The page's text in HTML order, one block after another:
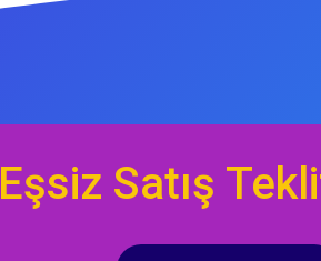
Eşsiz Satış